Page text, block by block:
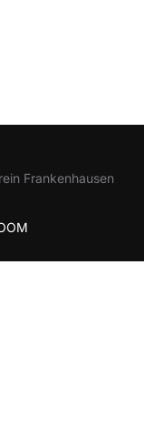
Frankenhausen